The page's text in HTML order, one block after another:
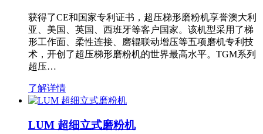
获得了CE和国家专利证书，超压梯形磨粉机享誉澳大利
亚、美国、英国、西班牙等客户国家。该机型采用了梯
形工作面、柔性连接、磨辊联动增压等五项磨机专利技
术，开创了超压梯形磨粉机的世界最高水平。TGM系列
超压…
了解详情
LUM 超细立式磨粉机